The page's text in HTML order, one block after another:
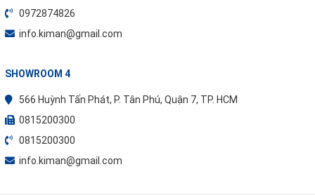
0972874826
info.kiman@gmail.com
SHOWROOM 4
566 Huỳnh Tấn Phát, P. Tân Phú, Quận 7, TP. HCM
0815200300
0815200300
info.kiman@gmail.com